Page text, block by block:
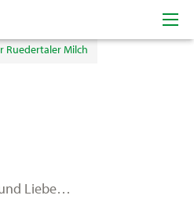
Ruedertaler Milch
Liebe…